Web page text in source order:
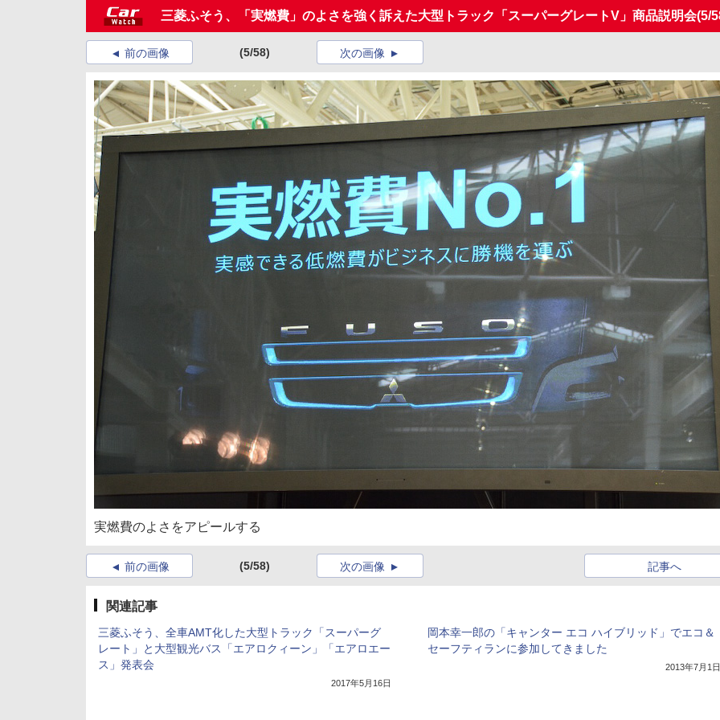
三菱ふそう、「実燃費」のよさを強く訴えた大型トラック「スーパーグレートV」商品説明会(5/
前の画像 (5/58) 次の画像
実燃費のよさをアピールする
前の画像 (5/58) 記事へ
次の画像
関連記事
三菱ふそう、全車AMT化した大型トラック「スーパーグ
レート」と大型観光バス「エアロクィーン」「エアロエー
ス」発表会
2017年5月16日
岡本幸一郎の「キャンター エコ ハイブリッド」でエコ＆
セーフティランに参加してきました
2013年7月1日